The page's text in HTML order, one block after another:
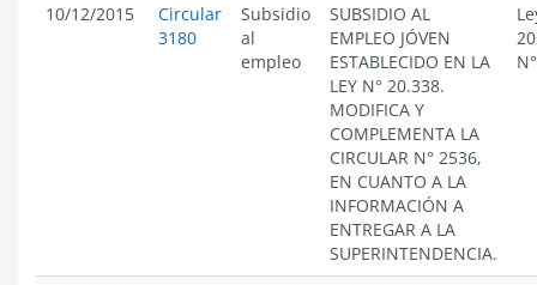
10/12/2015
Circular
3180
Subsidio
al
empleo
SUBSIDIO AL
EMPLEO JÓVEN
ESTABLECIDO EN LA
LEY N° 20.338.
MODIFICA Y
COMPLEMENTA LA
CIRCULAR N° 2536,
EN CUANTO A LA
INFORMACIÓN A
ENTREGAR A LA
SUPERINTENDENCIA.